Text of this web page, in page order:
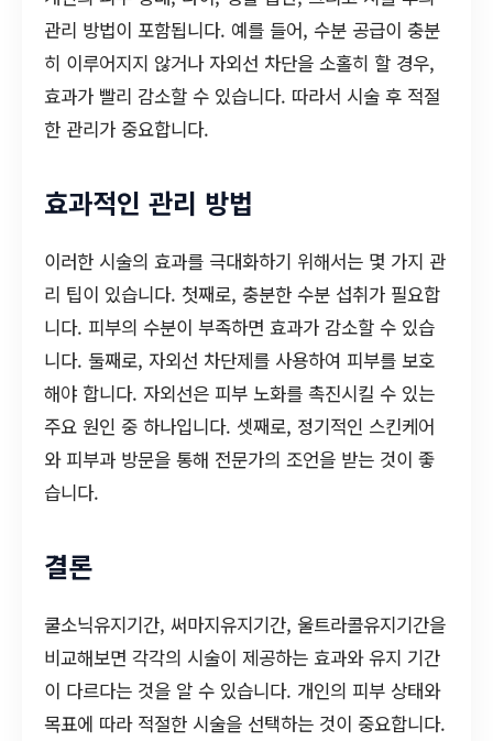
관리 방법이 포함됩니다. 예를 들어, 수분 공급이 충분
히 이루어지지 않거나 자외선 차단을 소홀히 할 경우,
효과가 빨리 감소할 수 있습니다. 따라서 시술 후 적절
한 관리가 중요합니다.
효과적인 관리 방법
이러한 시술의 효과를 극대화하기 위해서는 몇 가지 관
리 팁이 있습니다. 첫째로, 충분한 수분 섭취가 필요합
니다. 피부의 수분이 부족하면 효과가 감소할 수 있습
니다. 둘째로, 자외선 차단제를 사용하여 피부를 보호
해야 합니다. 자외선은 피부 노화를 촉진시킬 수 있는
주요 원인 중 하나입니다. 셋째로, 정기적인 스킨케어
와 피부과 방문을 통해 전문가의 조언을 받는 것이 좋
습니다.
결론
쿨소닉유지기간, 써마지유지기간, 울트라콜유지기간을
비교해보면 각각의 시술이 제공하는 효과와 유지 기간
이 다르다는 것을 알 수 있습니다. 개인의 피부 상태와
목표에 따라 적절한 시술을 선택하는 것이 중요합니다.